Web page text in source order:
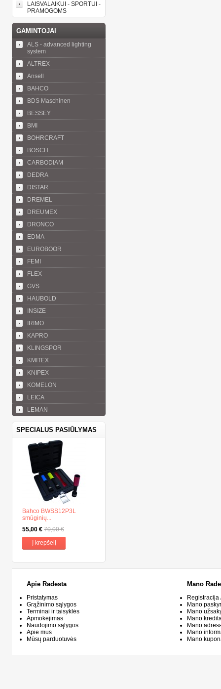
LAISVALAIKUI - SPORTUI -
PRAMOGOMS
GAMINTOJAI
ALS - advanced lighting
system
ALTREX
Ansell
BAHCO
BDS Maschinen
BESSEY
BMI
BOHRCRAFT
BOSCH
CARBODIAM
DEDRA
DISTAR
DREMEL
DREUMEX
DRONCO
EDMA
EUROBOOR
FEMI
FLEX
GVS
HAUBOLD
INSIZE
IRIMO
KAPRO
KLINGSPOR
KMITEX
KNIPEX
KOMELON
LEICA
LEMAN
SPECIALUS PASIŪLYMAS
Bahco BWSS12P3L
smūginių...
55,00 € 70,00 €
Į krepšelį
Apie Radesta
Pristatymas
Grąžinimo sąlygos
Terminai ir taisyklės
Apmokėjimas
Naudojimo sąlygos
Apie mus
Mūsų parduotuvės
Mano
Mano
Mano
Mano
Mano
Mano
Mano